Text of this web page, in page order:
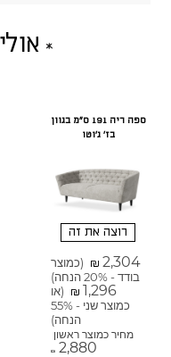
ספה ריה 191 ס"מ בגוון
בז' ג'וטו
רוצה את זה
₪ 2,304
(כמוצר
בודד - 20% הנחה)
₪ 1,296
(או
כמוצר שני - 55%
הנחה)
מחיר כמוצר ראשון
₪ 2,880